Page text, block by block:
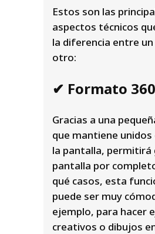
Estos son las
aspectos técnicos
la diferencia entre
otro:
✔ Formato
Gracias a una
que mantiene
la pantalla, permitirá
pantalla por
qué casos, esta
puede ser muy
ejemplo, para hacer
creativos o dibujos